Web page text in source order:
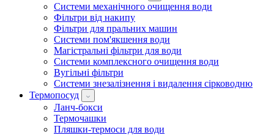
Системи механічного очищення води
Фільтри від накипу
Фільтри для пральних машин
Системи пом'якшення води
Магістральні фільтри для води
Системи комплексного очищення води
Вугільні фільтри
Системи знезалізнення і видалення сірководню
Термопосуд
Ланч-бокси
Термочашки
Пляшки-термоси для води